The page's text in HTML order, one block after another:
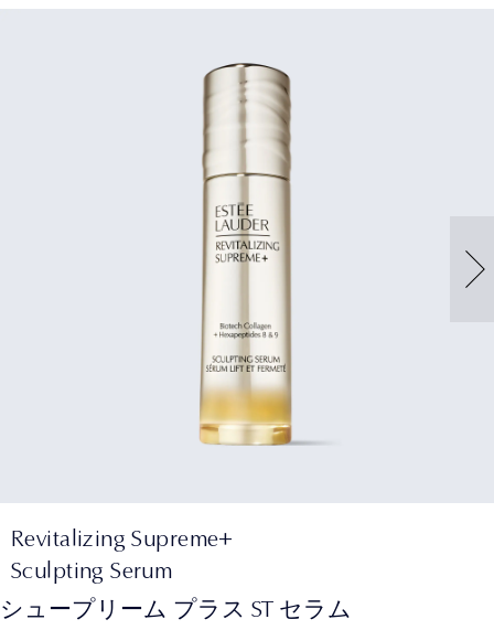
Revitalizing Supreme+
Sculpting Serum
シュープリーム プラス ST セラム